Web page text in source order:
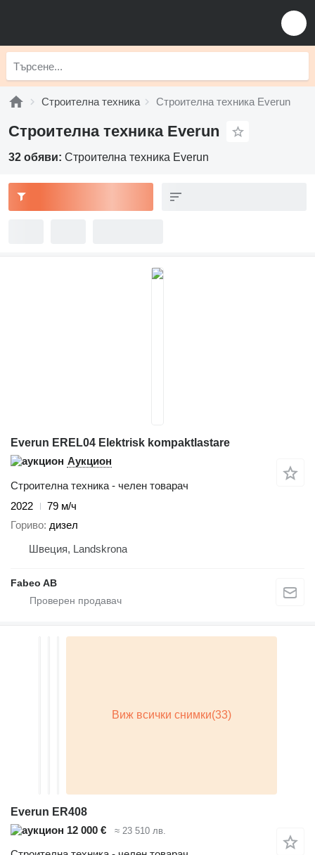
Строителна техника Строителна техника Everun
Строителна техника Everun
32 обяви: Строителна техника Everun
Everun EREL04 Elektrisk kompaktlastare
Аукцион
Строителна техника - челен товарач
2022
79 м/ч
Гориво дизел
Швеция, Landskrona
Fabeo AB
Everun ER408
12 000 €
≈ 23 510 лв.